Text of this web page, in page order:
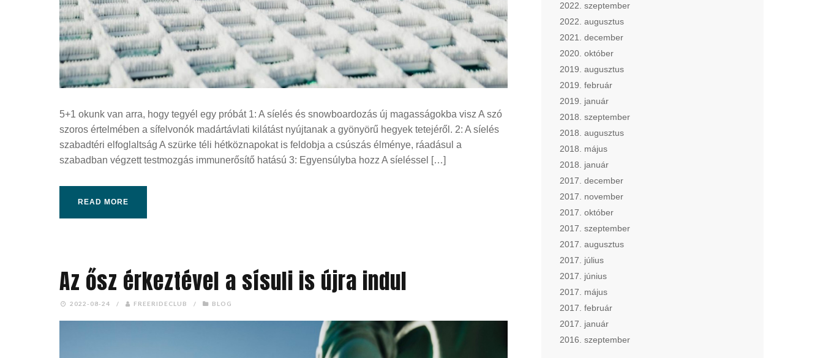
5+1 okunk van arra, hogy tegyél egy próbát 1: A síelés és snowboardozás új magasságokba visz A szó
szoros értelmében a sífelvonók madártávlati kilátást nyújtanak a gyönyörű hegyek tetejéről. 2: A síelés
szabadtéri elfoglaltság A szürke téli hétköznapokat is feldobja a csúszás élménye, ráadásul a
szabadban végzett testmozgás immunerősítő hatású 3: Egyensúlyba hozz A síeléssel […]
READ MORE
Az ősz érkeztével a sísuli is újra indul
2022-08-24 / FREERIDECLUB / BLOG
2022. szeptember
2022. augusztus
2021. december
2020. október
2019. augusztus
2019. február
2019. január
2018. szeptember
2018. augusztus
2018. május
2018. január
2017. december
2017. november
2017. október
2017. szeptember
2017. augusztus
2017. július
2017. június
2017. május
2017. február
2017. január
2016. szeptember